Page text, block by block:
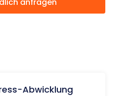
anfragen
Abwicklung